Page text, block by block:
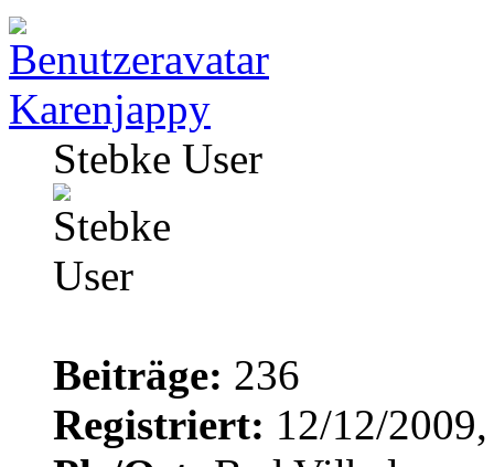
Karenjappy
Stebke User
Beiträge: 236
Registriert: 12/12/